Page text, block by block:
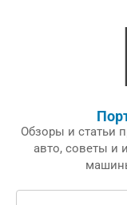
Обзоры и статьи
авто, советы и
Поиск: